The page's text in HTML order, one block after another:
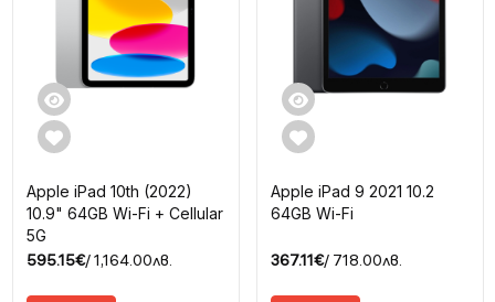
Apple iPad 10th (2022)
10.9" 64GB Wi-Fi + Cellular
5G
595.15€/ 1,164.00лв.
Apple iPad 9 2021 10.2
64GB Wi-Fi
367.11€/ 718.00лв.